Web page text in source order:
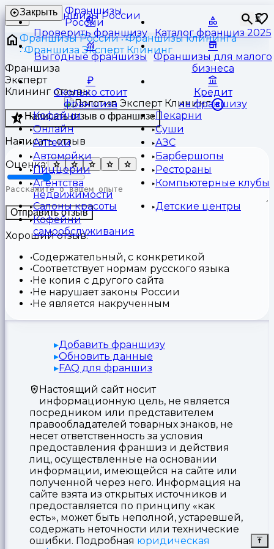
Франшизы
России
⏳
Закрыть
Проверить франшизу Каталог франшиз 2025
Выгодные франшизы
Франшизы для малого
бизнеса
Сколько стоит
франшиза
Кредит
на франшизу
Кофейни
Пекарни
Онлайн
Суши
Аптеки
АЗС
Автомойки
Барбершопы
Пиццерии
Рестораны
Агентства
недвижимости
Компьютерные клубы
Салоны красоты
Детские центры
Кофейни
самообслуживания
Франшизы России
Франшизы клининга
Франшиза Эксперт Клининг
Франшиза
Эксперт
Клининг отзывы
Написать отзыв о франшизе
Написать отзыв
Оценка:
Отправить отзыв
Хороший отзыв:
Содержательный, с конкретикой
Соответствует нормам русского языка
Не копия с другого сайта
Не нарушает законы России
Не является накрученным
Добавить франшизу
Обновить данные
FAQ для франшиз
Настоящий сайт носит
информационную цель, не является
посредником или представителем
правообладателей товарных знаков, не
несет ответственность за условия
предоставления франшиз и действия
лиц, осуществленные на основании
информации, имеющейся на сайте или
полученной через него. Информация на
сайте взята из открытых источников и
предоставляется по принципу «как
есть», может быть неполной, устаревшей,
содержать неточности или технические
ошибки. Подробная юридическая